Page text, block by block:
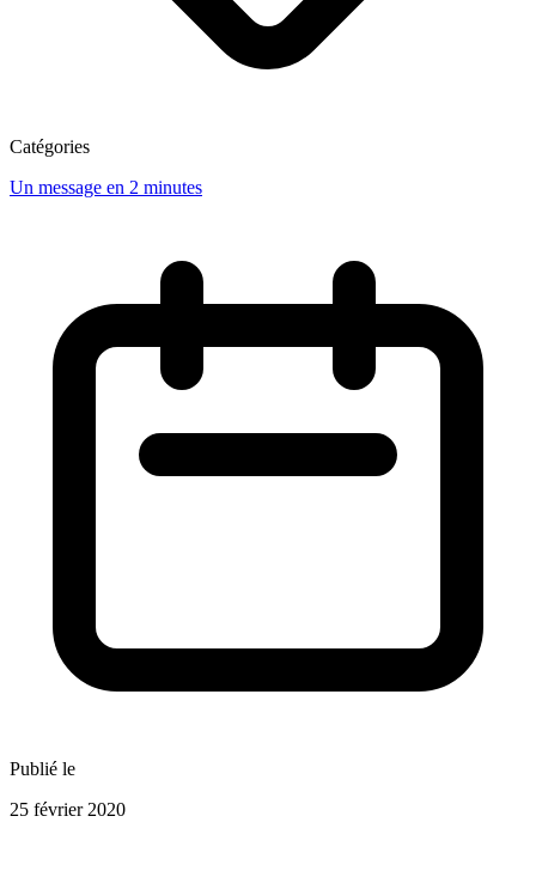
Catégories
Un message en 2 minutes
Publié le
25 février 2020